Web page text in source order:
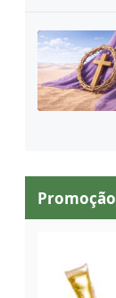
Promoção